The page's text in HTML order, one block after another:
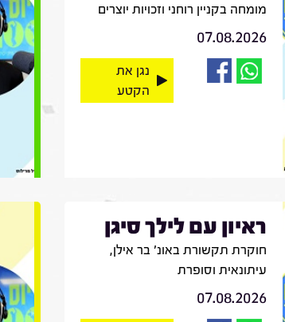
מומחה בקניין רוחני וזכויות יוצרים
07.08.2026
נגן את
הקטע
ראיון עם לילך סיגן
חוקרת תקשורת באונ' בר אילן,
עיתונאית וסופרת
07.08.2026